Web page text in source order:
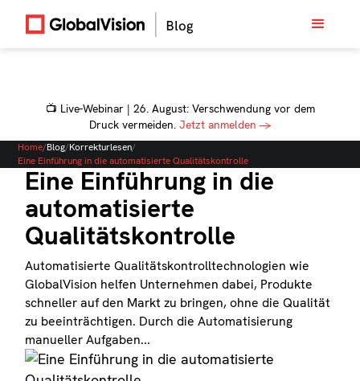
📺 Live-Webinar | 26. August: Verschwendung vor dem
Druck vermeiden. Jetzt anmelden →
Home/Blog/Korrekturlesen/
Eine Einführung in die automatisierte Qualitätskontrolle
Eine Einführung in die
automatisierte
Qualitätskontrolle
Automatisierte Qualitätskontrolltechnologien wie
GlobalVision helfen Unternehmen dabei, Produkte
schneller auf den Markt zu bringen, ohne die Qualität
zu beeinträchtigen. Durch die Automatisierung
manueller Aufgaben...